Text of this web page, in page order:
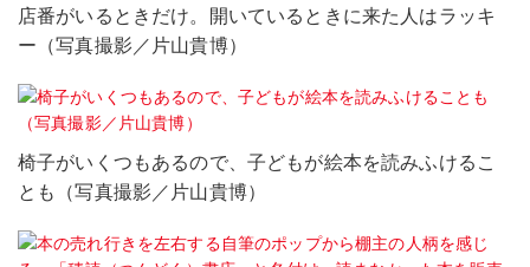
店番がいるときだけ。開いているときに来た人はラッキ
ー（写真撮影／片山貴博）
椅子がいくつもあるので、子どもが絵本を読みふけるこ
とも（写真撮影／片山貴博）